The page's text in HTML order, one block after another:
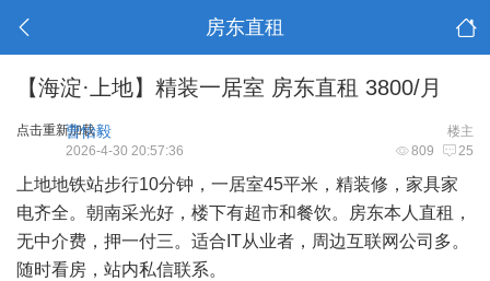
房东直租
【海淀·上地】精装一居室 房东直租 3800/月
点击重新加载 楼主
曹怡毅
809 25
2026-4-30 20:57:36
上地地铁站步行10分钟，一居室45平米，精装修，家具家
电齐全。朝南采光好，楼下有超市和餐饮。房东本人直租，
无中介费，押一付三。适合IT从业者，周边互联网公司多。
随时看房，站内私信联系。